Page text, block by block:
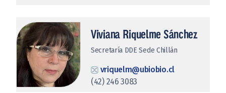
Viviana Riquelme Sánchez
Secretaría DDE Sede Chillán
vriquelm@ubiobio.cl
(42) 246 3083